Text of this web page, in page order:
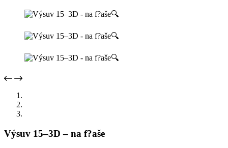
🔍
🔍
🔍
Výsuv 15–3D – na f?aše